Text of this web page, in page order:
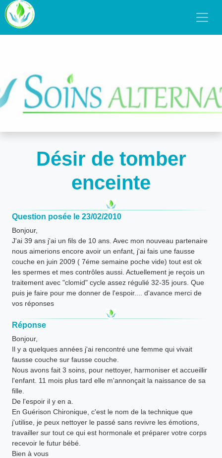
Désir de tomber
enceinte
Question posée le 23/02/2010
Bonjour,
J'ai 39 ans j'ai un fils de 10 ans. Avec mon nouveau partenaire
nous aimerions encore avoir un enfant, j'ai fais une fausse
couche en juin 2009 ( 7éme semaine poche vide) tout est ok
les spermes et mes contrôles aussi. Actuellement je reçois un
traitement avec "clomid" cycle assez régulié 32-35 jours. Que
puis je faire pour me donner de l'espoir.... d'avance merci de
vos réponses
Réponse
Bonjour,
Il y a quelques années j'ai rencontré une femme qui vivait
fausse couche sur fausse couche.
Nous avons fait 3 soins, pour nettoyer, harmoniser et accueillir
l'enfant. 11 mois plus tard elle m'annonçait la naissance de sa
fille.
De l'espoir il y en a.
En Guérison Chironique, c'est le nom de la technique que
j'utilise, je peux nettoyer le passé sans revivre les émotions,
travailler sur tout ce qui est hormonale et préparer votre corps
recevoir le futur bébé.
Bien à vous